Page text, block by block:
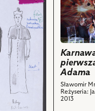
obiektu
czyli
pierwsza
żona
Adama,
Na
zdjęciu:
Leszek
Adama
Sławomir
Reżyseria:
2013